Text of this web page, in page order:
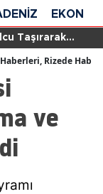
Taşırarak
Rizede
ve